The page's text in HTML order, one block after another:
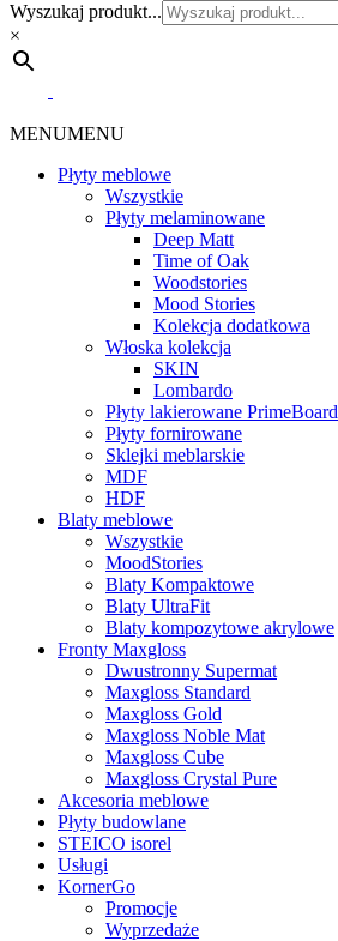
Wyszukaj produkt...
×
MENUMENU
Płyty meblowe
Wszystkie
Płyty melaminowane
Deep Matt
Time of Oak
Woodstories
Mood Stories
Kolekcja dodatkowa
Włoska kolekcja
SKIN
Lombardo
Płyty lakierowane PrimeBoard
Płyty fornirowane
Sklejki meblarskie
MDF
HDF
Blaty meblowe
Wszystkie
MoodStories
Blaty Kompaktowe
Blaty UltraFit
Blaty kompozytowe akrylowe
Fronty Maxgloss
Dwustronny Supermat
Maxgloss Standard
Maxgloss Gold
Maxgloss Noble Mat
Maxgloss Cube
Maxgloss Crystal Pure
Akcesoria meblowe
Płyty budowlane
STEICO isorel
Usługi
KornerGo
Promocje
Wyprzedaże